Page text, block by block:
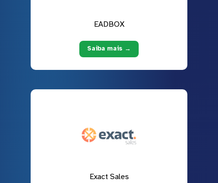
EADBOX
Saiba mais →
Exact Sales